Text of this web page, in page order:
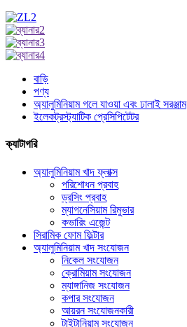
বাড়ি
পণ্য
অ্যালুমিনিয়াম গলে যাওয়া এবং ঢালাই সরঞ্জাম
ইলেকট্রস্ট্যাটিক প্রেসিপিটেটর
ক্যাটাগরি
অ্যালুমিনিয়াম খাদ ফ্লাক্স
পরিশোধন প্রবাহ
ড্রসিং প্রবাহ
ম্যাগনেসিয়াম রিমুভার
কভারিং এজেন্ট
সিরামিক ফোম ফিল্টার
অ্যালুমিনিয়াম খাদ সংযোজন
নিকেল সংযোজন
ক্রোমিয়াম সংযোজন
ম্যাঙ্গানিজ সংযোজন
কপার সংযোজন
আয়রন সংযোজনকারী
টাইটানিয়াম সংযোজন